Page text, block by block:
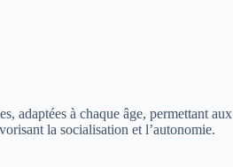
adaptées à chaque âge, permettant aux
la socialisation et l’autonomie.